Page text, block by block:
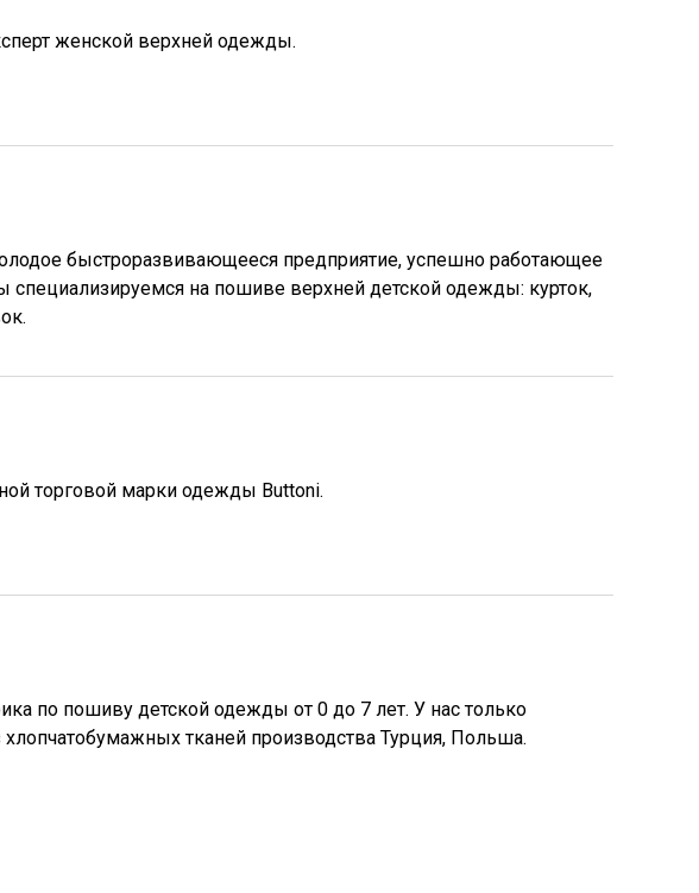
женской верхней одежды.
быстроразвивающееся предприятие, успешно работающее
специализируемся на пошиве верхней детской одежды: курток,
торговой марки одежды Buttoni.
по пошиву детской одежды от 0 до 7 лет. У нас только
хлопчатобумажных тканей производства Турция, Польша.